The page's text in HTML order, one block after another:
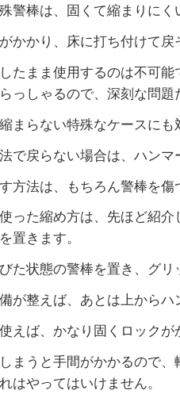
警棒は、固くて縮まりにく
かかり、床に打ち付けて戻
たまま使用するのは不可
っしゃるので、深刻な問題
まらない特殊なケースにも
で戻らない場合は、ハンマ
方法は、もちろん警棒を傷
った縮め方は、先ほど紹
置きます。
た状態の警棒を置き、グリ
が整えば、あとは上からハ
えば、かなり固くロック
まうと手間がかかるので
はやってはいけません。